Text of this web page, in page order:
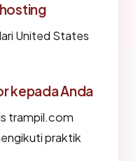
United States
kepada Anda
trampil.com
praktik